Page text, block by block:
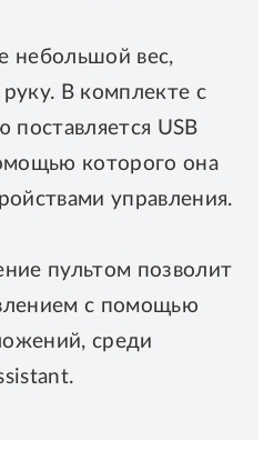
небольшой вес,
В комплекте с
USB
которого она
управления.
пультом позволит
с помощью
среди